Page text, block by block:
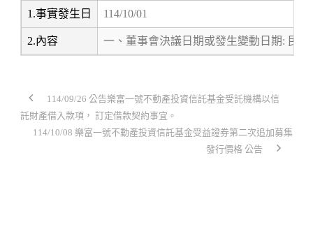
1.事實發生日 114/10/01
2.內容 一、董事會決議日期或發生變動日期: 民
114/09/26 公告樂富一號不動產投資信託基金受託機構以信
託財產借入款項， 訂定借款契約事宜。
114/10/08 樂富一號不動產投資信託基金受益證券第二次追加募集
發行價格 公告